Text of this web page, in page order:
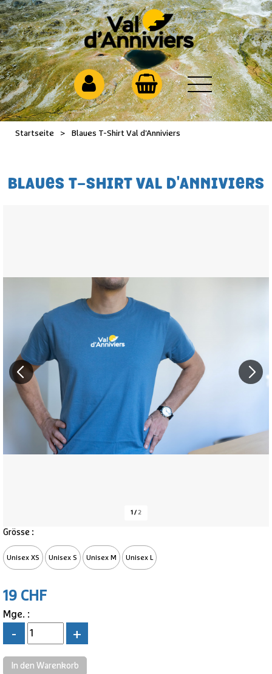
Startseite > Blaues T-Shirt Val d'Anniviers
BLAUES T-SHIRT VAL D'ANNIVIERS
1 / 2
Grösse :
Unisex XS Unisex S Unisex M Unisex L
19 CHF
Mge. :
- +